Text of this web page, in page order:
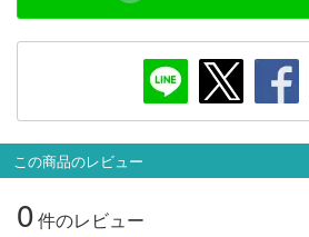
この商品のレビュー
0件のレビュー